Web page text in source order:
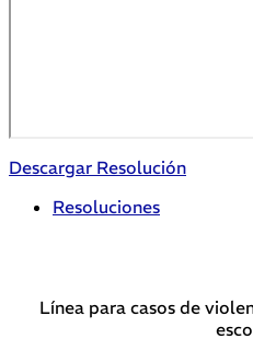
Descargar Resolución
Resoluciones
Línea para casos de